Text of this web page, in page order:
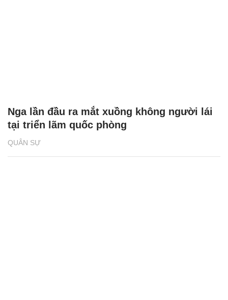
QUÂN SỰ
Nga lần đầu ra mắt xuồng không người lái
tại triển lãm quốc phòng